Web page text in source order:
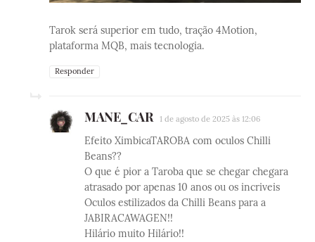
Tarok será superior em tudo, tração 4Motion,
plataforma MQB, mais tecnologia.
Responder
MANE_CAR 1 de agosto de 2025 às 12:06
Efeito XimbicaTAROBA com oculos Chilli
Beans??
O que é pior a Taroba que se chegar chegara
atrasado por apenas 10 anos ou os incriveis
Oculos estilizados da Chilli Beans para a
JABIRACAWAGEN!!
Hilário muito Hilário!!